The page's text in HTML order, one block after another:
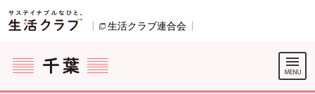
ページの先頭です。
生活クラブ連合会